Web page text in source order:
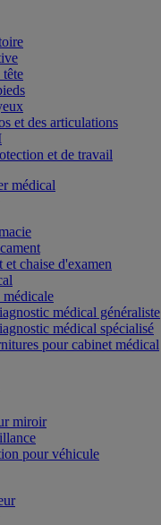
et des articulations
et de travail
médical
chaise d'examen
médical généraliste
médical spécialisé
pour cabinet médical
miroir
pour véhicule